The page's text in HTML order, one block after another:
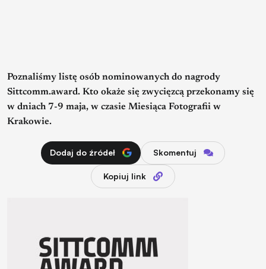
Poznaliśmy listę osób nominowanych do nagrody
Sittcomm.award. Kto okaże się zwycięzcą przekonamy się
w dniach 7-9 maja, w czasie Miesiąca Fotografii w
Krakowie.
Dodaj do źródeł Skomentuj
Kopiuj link